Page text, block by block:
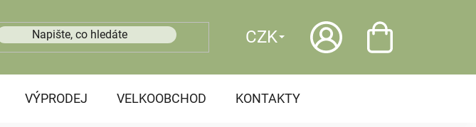
CZK
VÝPRODEJ VELKOOBCHOD KONTAKTY